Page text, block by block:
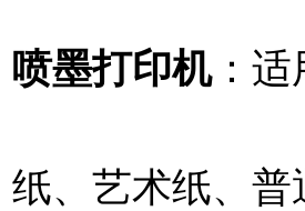
喷墨打印机：适
纸、艺术纸、